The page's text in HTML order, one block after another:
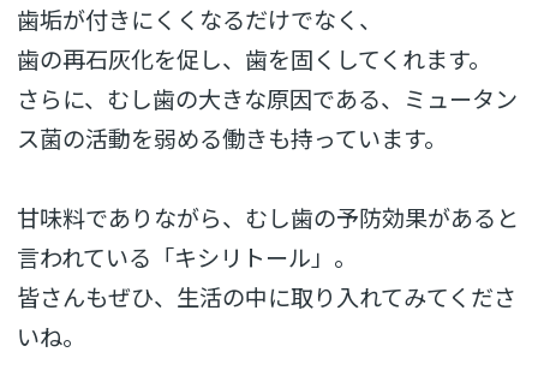
歯垢が付きにくくなるだけでなく、
歯の再石灰化を促し、歯を固くしてくれます。
さらに、むし歯の大きな原因である、ミュータン
ス菌の活動を弱める働きも持っています。
甘味料でありながら、むし歯の予防効果があると
言われている「キシリトール」。
皆さんもぜひ、生活の中に取り入れてみてくださ
いね。